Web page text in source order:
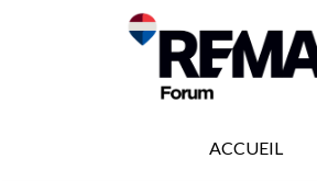
ACCUEIL